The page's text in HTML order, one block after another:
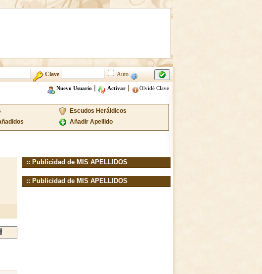
Clave Auto
Nuevo Usuario | Activar| Olvidé Clave
Escudos Heráldicos
Añadir Apellido
:: Publicidad de MIS APELLIDOS
:: Publicidad de MIS APELLIDOS